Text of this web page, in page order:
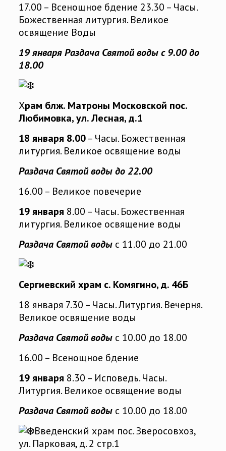
17.00 – Всенощное бдение 23.30 – Часы.
Божественная литургия. Великое
освящение Воды
19 января Раздача Святой воды с 9.00 до
18.00
Храм блж. Матроны Московской пос.
Любимовка, ул. Лесная, д.1
18 января 8.00– Часы. Божественная
литургия. Великое освящение воды
Раздача Святой водыдо 22.00
16.00 – Великое повечерие
19 января 8.00 – Часы. Божественная
литургия. Великое освящение воды
Раздача Святой водыс 11.00 до 21.00
Сергиевский храм с. Комягино, д. 46Б
18 января 7.30 – Часы. Литургия. Вечерня.
Великое освящение воды
Раздача Святой водыс 10.00 до 18.00
16.00 – Всенощное бдение
19 января 8.30 – Исповедь. Часы.
Литургия. Великое освящение воды
Раздача Святой водыс 10.00 до 18.00
Введенский храм пос. Зверосовхоз,
ул. Парковая, д. 2 стр.1